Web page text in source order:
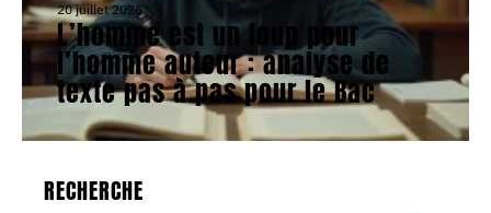
20 juillet 2026
L’homme est un loup pour
l’homme auteur : analyse de
texte pas à pas pour le Bac
RECHERCHE